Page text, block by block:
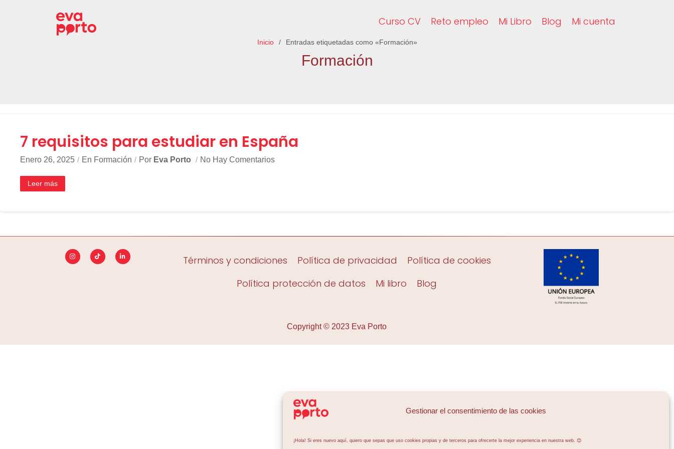
Gestionar el consentimiento de las cookies
¡Hola! Si eres nuevo aquí, quiero que sepas que uso cookies propias y de terceros para ofrecerte la mejor experiencia en nuestra web. 😊
Curso CV Reto empleo Mi Libro Blog Mi cuenta
Inicio Entradas etiquetadas como «Formación»
Formación
7 requisitos para estudiar en España
Enero 26, 2025 En Formación Por Eva Porto No Hay Comentarios
Leer más
Términos y condiciones Política de privacidad
Política de cookies
Política protección de datos
Mi libro Blog
Copyright © 2023 Eva Porto